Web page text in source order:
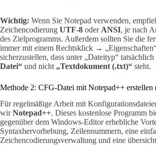
Wichtig: Wenn Sie Notepad verwenden,
Zeichencodierung UTF-8 oder ANSI, je nach
des Zielprogramms. Außerdem sollten Sie die
immer mit einem Rechtsklick →
sicherzustellen, dass unter „Dateityp“ tatsächlich
Datei“ und nicht „Textdokument (.txt)“ steht.
Methode 2: CFG-Datei mit Notepad++ erstellen
Für regelmäßige Arbeit mit
wirNotepad++. Dieses kostenlose Programm
gegenüber dem Windows-Editor erhebliche
Syntaxhervorhebung, Zeilennummern, eine
Zeichencodierungsverwaltung und eine